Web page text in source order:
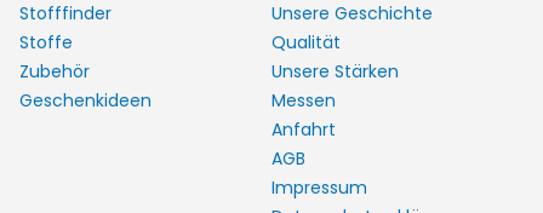
Stofffinder
Stoffe
Zubehör
Geschenkideen
Unsere Geschichte
Qualität
Unsere Stärken
Messen
Anfahrt
AGB
Impressum